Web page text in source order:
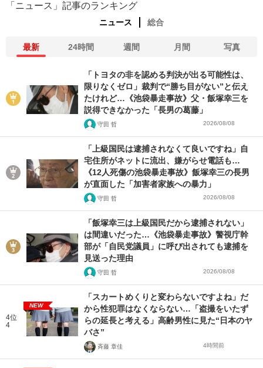
「ニュース」記事のランキング
ニュース 総合
最新 24時間 週間 月間 写真
「トヨタの非を認める判決が出る可能性は、
限りなくゼロ」裁判で“勝ち目がない”と伝え
たけれど…《池袋暴走事故》父・飯塚幸三を
説得できなかった「長男の葛藤」
守田 哲 2026/08/08
「上級国民は逮捕されなくて良いですね」自
宅住所がネットに流出、嫌がらせ電話も…
《12人死傷の池袋暴走事故》飯塚幸三の長男
が直面した「加害者家族への暴力」
守田 哲 2026/08/08
「飯塚幸三は上級国民だから逮捕されない」
は間違いだった…《池袋暴走事故》警視庁幹
部が「自民党議員」に呼び出されても逮捕を
見送った理由
守田 哲 2026/08/08
4位
4
NEW
「スカートめくりと変わらないですよね」だ
から性犯罪はなくならない…「盗撮をいたず
らの延長と考える」高齢男性に見た“日本のヤ
バさ”
斉藤 章佳 4時間前